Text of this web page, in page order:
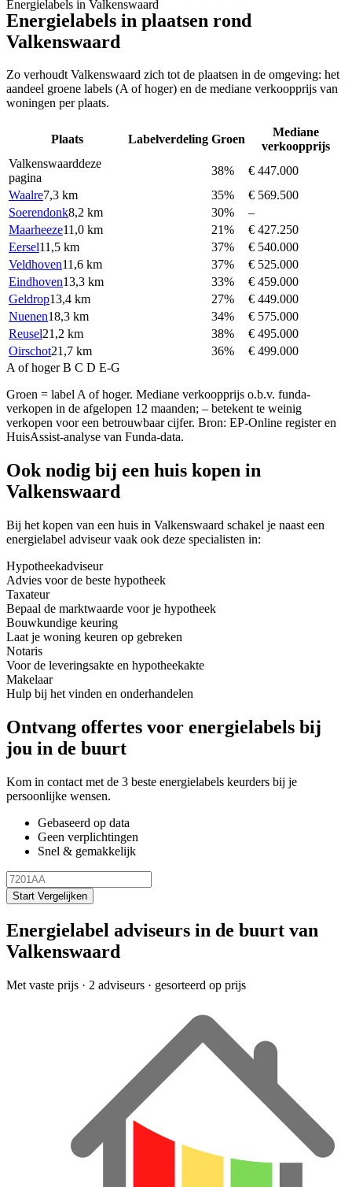
Energielabels in Valkenswaard
Energielabels in plaatsen rond
Valkenswaard
Zo verhoudt Valkenswaard zich tot de plaatsen in de omgeving: het
aandeel groene labels (A of hoger) en de mediane verkoopprijs van
woningen per plaats.
Plaats Labelverdeling Groen
Mediane
verkoopprijs
Valkenswaarddeze
pagina
38%
€ 447.000
Waalre7,3 km 35%
€ 569.500
Soerendonk8,2 km 30%
–
Maarheeze11,0 km 21%
€ 427.250
Eersel11,5 km 37%
€ 540.000
Veldhoven11,6 km 37%
€ 525.000
Eindhoven13,3 km 33%
€ 459.000
Geldrop13,4 km 27%
€ 449.000
Nuenen18,3 km 34%
€ 575.000
Reusel21,2 km 38%
€ 495.000
Oirschot21,7 km 36%
€ 499.000
A of hogerB C D E-G
Groen = label A of hoger. Mediane verkoopprijs o.b.v. funda-
verkopen in de afgelopen 12 maanden; – betekent te weinig
verkopen voor een betrouwbaar cijfer. Bron: EP-Online register en
HuisAssist-analyse van Funda-data.
Ook nodig bij een huis kopen in
Valkenswaard
Bij het kopen van een huis in Valkenswaard schakel je naast een
energielabel adviseur vaak ook deze specialisten in:
Hypotheekadviseur
Advies voor de beste hypotheek
Taxateur
Bepaal de marktwaarde voor je hypotheek
Bouwkundige keuring
Laat je woning keuren op gebreken
Notaris
Voor de leveringsakte en hypotheekakte
Makelaar
Hulp bij het vinden en onderhandelen
Ontvang offertes voor energielabels bij
jou in de buurt
Kom in contact met de 3 beste energielabels keurders bij je
persoonlijke wensen.
Gebaseerd op data
Geen verplichtingen
Snel & gemakkelijk
Start Vergelijken
Energielabel adviseurs in de buurt van
Valkenswaard
Met vaste prijs · 2 adviseurs · gesorteerd op prijs